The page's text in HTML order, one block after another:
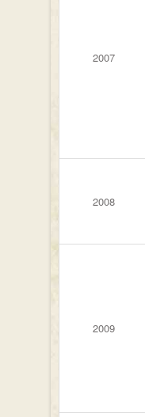
2007
2008
2009